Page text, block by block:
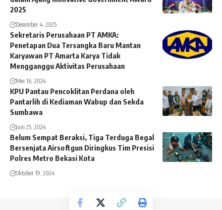
2025
Desember 4, 2025
Sekretaris Perusahaan PT AMKA:
Penetapan Dua Tersangka Baru Mantan
Karyawan PT Amarta Karya Tidak
Mengganggu Aktivitas Perusahaan
Mei 16, 2024
KPU Pantau Pencoklitan Perdana oleh
Pantarlih di Kediaman Wabup dan Sekda
Sumbawa
Juni 25, 2024
Belum Sempat Beraksi, Tiga Terduga Begal
Bersenjata Airsoftgun Diringkus Tim Presisi
Polres Metro Bekasi Kota
Oktober 19, 2024